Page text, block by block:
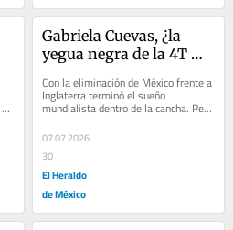
Gabriela Cuevas, ¿la
yegua negra de la 4T
Con la eliminación de México frente a
Inglaterra terminó el sueño
mundialista dentro de la cancha. Pero
ganó...
07.07.2026
30
El Heraldo
de México